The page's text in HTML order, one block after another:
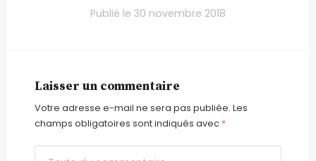
Publié le 30 novembre 2018
Laisser un commentaire
Votre adresse e-mail ne sera pas publiée. Les
champs obligatoires sont indiqués avec *